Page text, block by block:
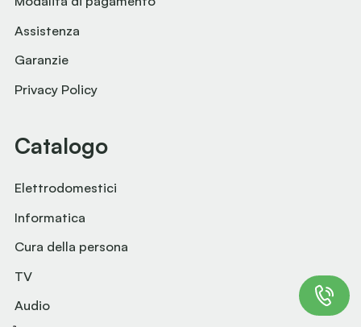
Assistenza
Garanzie
Privacy Policy
Catalogo
Elettrodomestici
Informatica
Cura della persona
TV
Audio